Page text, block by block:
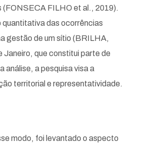
(FONSECA FILHO et al., 2019).
das ocorrências
gestão de um sítio (BRILHA,
Janeiro, que constitui parte de
análise, a pesquisa visa a
territorial e representatividade.
modo, foi levantado o aspecto